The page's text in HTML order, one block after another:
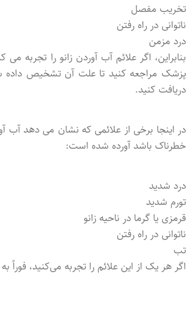
تخریب مفصل
ناتوانی در راه رفتن
درد مزمن
بنابراین، اگر علائم آب آوردن زانو را تجربه
پزشک مراجعه کنید تا علت آن تشخیص داده
دریافت کنید.
در اینجا برخی از علائمی که نشان می ‌دهد آب
خطرناک باشد آورده شده است:
درد شدید
تورم شدید
قرمزی یا گرما در ناحیه زانو
ناتوانی در راه رفتن
تب
اگر هر یک از این علائم را تجربه می‌کنید، فوراً